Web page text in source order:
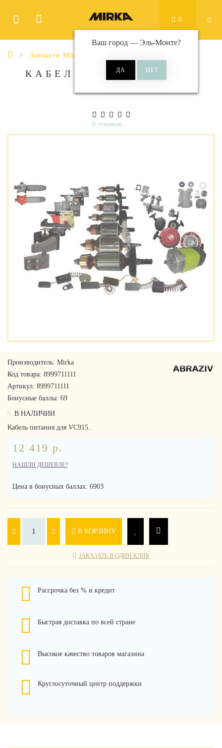
Ваш город — Эль-Монте?
0
Запчасти Mirka
КАБЕЛЬ ПИТАНИЯ ДЛЯ
0 отзывов
Производитель: Mirka
Код товара: 8999711111
Артикул: 8999711111
Бонусные баллы: 69
В НАЛИЧИИ
Кабель питания для VC915..
12 419 р.
НАШЛИ ДЕШЕВЛЕ?
Цена в бонусных баллах: 6903
В КОРЗИНУ
ЗАКАЗАТЬ В ОДИН КЛИК
Рассрочка без % и кредит
Быстрая доставка по всей стране
Высокое качество товаров магазина
Круглосуточный центр поддержки